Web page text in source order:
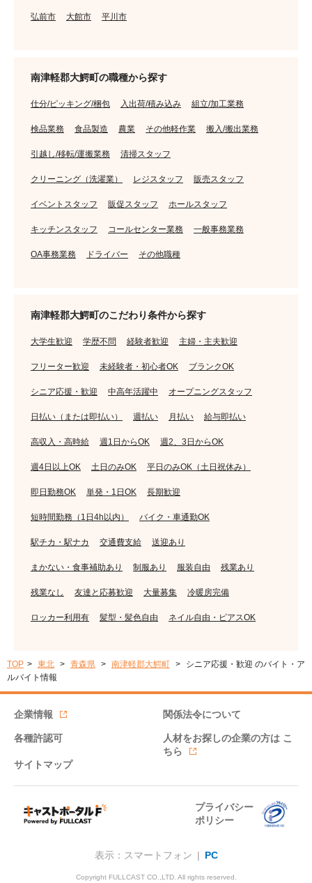
弘前市 大館市 平川市
南津軽郡大鰐町の職種から探す
仕分/ピッキング/梱包 入出荷/積み込み 組立/加工業務
検品業務 食品製造 農業 その他軽作業 搬入/搬出業務
引越し/移転/運搬業務 清掃スタッフ
クリーニング（洗濯業） レジスタッフ 販売スタッフ
イベントスタッフ 販促スタッフ ホールスタッフ
キッチンスタッフ コールセンター業務 一般事務業務
OA事務業務 ドライバー その他職種
南津軽郡大鰐町のこだわり条件から探す
大学生歓迎 学歴不問 経験者歓迎 主婦・主夫歓迎
フリーター歓迎 未経験者・初心者OK ブランクOK
シニア応援・歓迎 中高年活躍中 オープニングスタッフ
日払い（または即払い） 週払い 月払い 給与即払い
高収入・高時給 週1日からOK 週2、3日からOK
週4日以上OK 土日のみOK 平日のみOK（土日祝休み）
即日勤務OK 単発・1日OK 長期歓迎
短時間勤務（1日4h以内） バイク・車通勤OK
駅チカ・駅ナカ 交通費支給 送迎あり
まかない・食事補助あり 制服あり 服装自由 残業あり
残業なし 友達と応募歓迎 大量募集 冷暖房完備
ロッカー利用有 髪型・髪色自由 ネイル自由・ピアスOK
TOP 東北 青森県 南津軽郡大鰐町
シニア応援・歓迎 のバイト・ア
ルバイト情報
企業情報 関係法令について
各種許認可 人材をお探しの企業の方は こ
ちら
サイトマップ
プライバシー
ポリシー
表示：スマートフォン | PC
Copyright FULLCAST CO.,LTD. All rights reserved.